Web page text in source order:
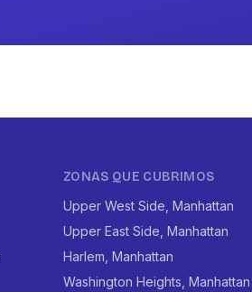
ZONAS QUE CUBRIMOS
Upper West Side, Manhattan
Upper East Side, Manhattan
Harlem, Manhattan
Washington Heights, Manhattan